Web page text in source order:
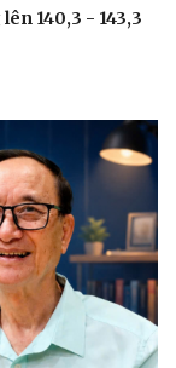
140,3 - 143,3